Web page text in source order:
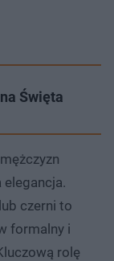
Święta
czerni to
formalny i
rolę